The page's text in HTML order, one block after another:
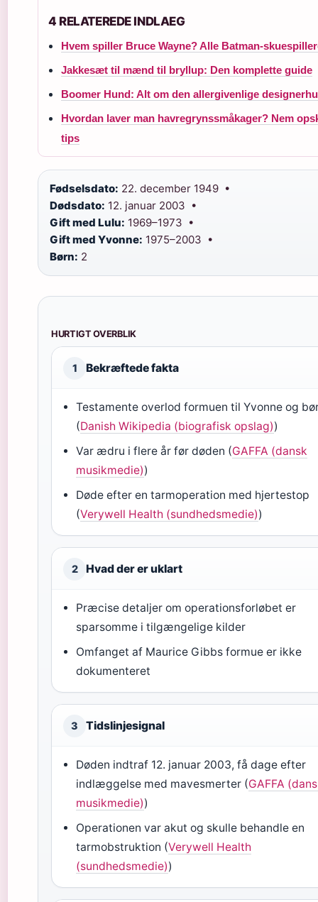
4 RELATEREDE INDLAEG
Hvem spiller Bruce Wayne? Alle Batman-
Jakkesæt til mænd til bryllup: Den komplette guide
Boomer Hund: Alt om den allergivenlige
Hvordan laver man havregrynssmåkager? Nem
tips
Fødselsdato: 22. december 1949 •
Dødsdato: 12. januar 2003 •
Gift med Lulu: 1969–1973 •
Gift med Yvonne: 1975–2003 •
Børn: 2
HURTIGT OVERBLIK
1 Bekræftede fakta
Testamente overlod formuen til Yvonne og
(Danish Wikipedia (biografisk opslag))
Var ædru i flere år før døden (GAFFA (dansk
musikmedie))
Døde efter en tarmoperation med hjertestop
(Verywell Health (sundhedsmedie))
2 Hvad der er uklart
Præcise detaljer om operationsforløbet er
sparsomme i tilgængelige kilder
Omfanget af Maurice Gibbs formue er ikke
dokumenteret
3 Tidslinjesignal
Døden indtraf 12. januar 2003, få dage efter
indlæggelse med mavesmerter (GAFFA
musikmedie))
Operationen var akut og skulle behandle en
tarmobstruktion (Verywell Health
(sundhedsmedie))